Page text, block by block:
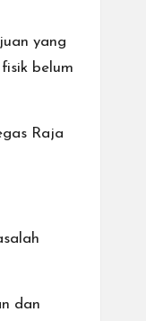
yang
belum
Raja
dan